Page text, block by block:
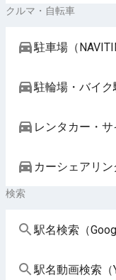
クルマ・自転車
駐車場（
駐輪場・バイク
レンタカー・サ
カーシェアリン
検索
駅名検索（
駅名動画検索（